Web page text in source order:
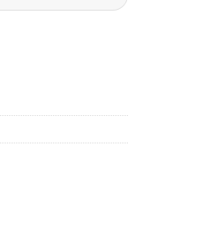
sac de seau de mode Sac de